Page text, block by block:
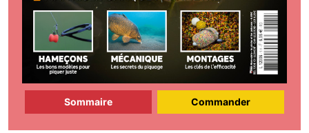
Sommaire Commander